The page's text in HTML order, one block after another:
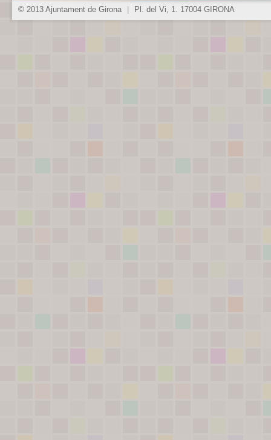
© 2013 Ajuntament de Girona Pl. del Vi, 1. 17004 GIRONA